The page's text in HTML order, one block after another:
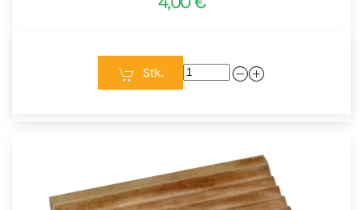
Stk.